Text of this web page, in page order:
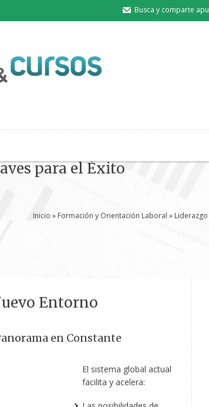
Busca y comparte
para el Éxito
Inicio » Formación y Orientación Laboral »
Entorno
en Constante
El sistema global actual
facilita y acelera: